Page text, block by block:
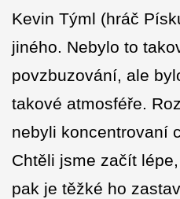
Kevin Týml (hráč
jiného. Nebylo to
povzbuzování, ale
takové atmosféře.
nebyli koncentrovaní
Chtěli jsme začít
pak je těžké ho